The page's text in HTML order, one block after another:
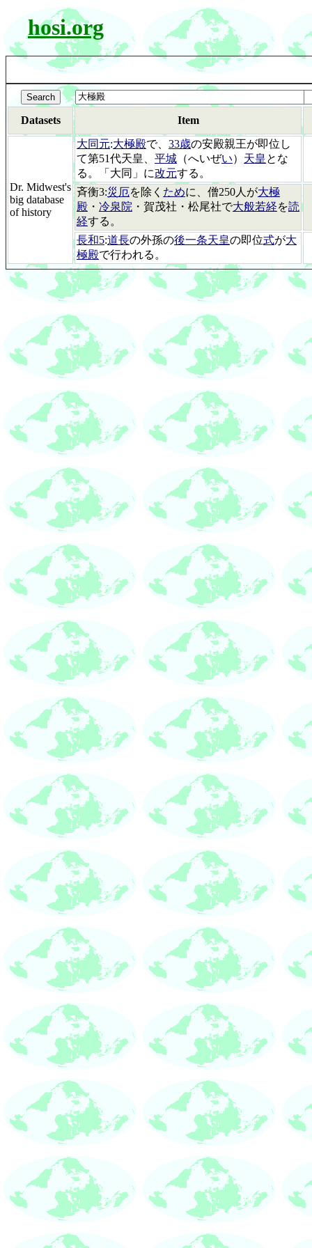
hosi.org
Datasets Item
Dr. Midwest's
big database
of history
大同元:大極殿で、 33歳の安殿親王が即位し
て第51代天皇、 平城 （へいぜい） 天皇 とな
る。「大同」に改元する。
斉衡3:災厄を除く ために、僧250人が大極
殿 ・ 冷泉院 ・賀茂社・松尾社で大般若経を読
経する。
長和5:道長の外孫の後一条天皇の即位式が大
極殿で行われる。